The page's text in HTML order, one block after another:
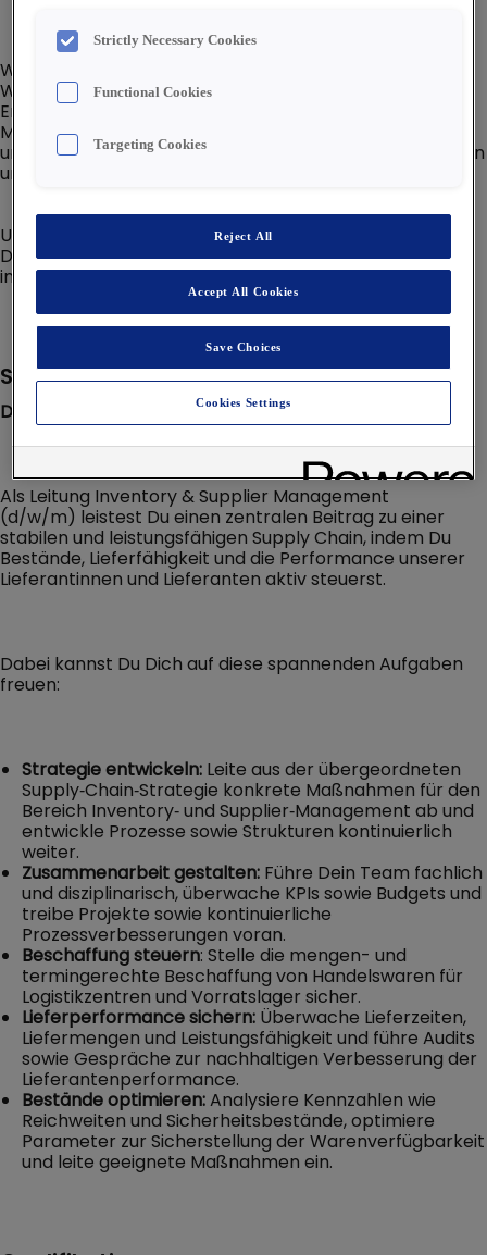
Werde Teil eines Unternehmens, das nicht nur auf
Wachstum setzt, sondern auch auf die persönliche
Entwicklung seiner 1.400 Mitarbeiterinnen und
Mitarbeiter. Lass uns gemeinsam
und die Zukunft gestalten. Bring Deine Talente bei uns ein
und erlebe, wie
Unser 15-köpfiges Procurement-Team, sucht Dich und
Deine Energie ab sofort für unseren Standort
in
München.
Stellenbeschreibung
Das ist Deine neue Aufgabe
Als Leitung Inventory & Supplier Management
(d/w/m) leistest Du einen zentralen Beitrag zu einer
stabilen und leistungsfähigen Supply Chain, indem Du
Bestände, Lieferfähigkeit und die Performance unserer
Lieferantinnen und Lieferanten aktiv steuerst.
Dabei kannst Du Dich auf diese spannenden Aufgaben
freuen:
Strategie entwickeln: Leite aus der übergeordneten
Supply‑Chain‑Strategie konkrete Maßnahmen für den
Bereich Inventory‑ und Supplier‑Management ab und
entwickle Prozesse sowie Strukturen kontinuierlich
weiter.
Zusammenarbeit gestalten: Führe Dein Team fachlich
und disziplinarisch, überwache KPIs sowie Budgets und
treibe Projekte sowie kontinuierliche
Prozessverbesserungen voran.
Beschaffung steuern: Stelle die mengen- und
termingerechte Beschaffung von Handelswaren für
Logistikzentren und Vorratslager sicher.
Lieferperformance sichern: Überwache Lieferzeiten,
Liefermengen und Leistungsfähigkeit und führe Audits
sowie Gespräche zur nachhaltigen Verbesserung der
Lieferantenperformance.
Bestände optimieren:Analysiere Kennzahlen wie
Reichweiten und Sicherheitsbestände, optimiere
Parameter zur Sicherstellung der Warenverfügbarkeit
und leite geeignete Maßnahmen ein.
Strictly Necessary Cookies
Functional Cookies
Targeting Cookies
Reject All
Accept All Cookies
Save Choices
Cookies Settings